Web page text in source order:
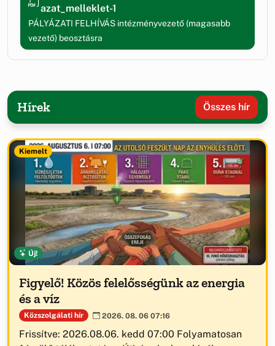
azat_melleklet-1
PÁLYÁZATI FELHÍVÁS intézményvezető (magasabb
vezető) beosztásra
Hírek Összes hír
Kiemelt
Új!
Figyelő! Közös felelősségünk az energia
és a víz
Közszolgálati hír 2026. 08. 06 07:16
Frissítve: 2026.08.06. kedd 07:00 Folyamatosan